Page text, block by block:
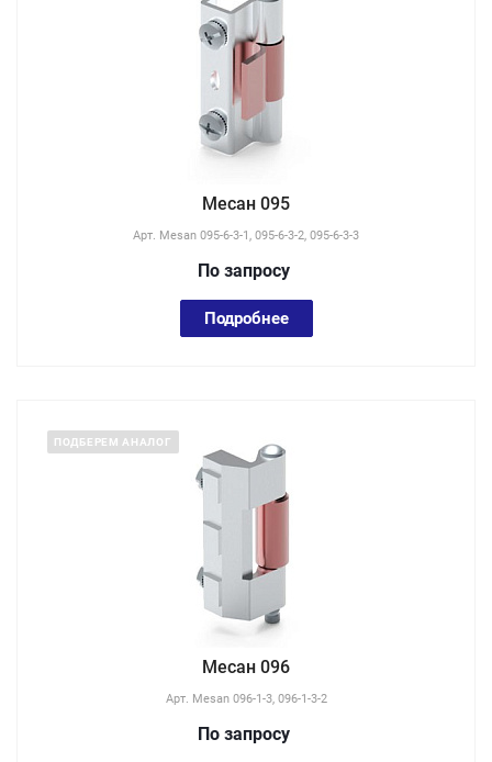
Месан 095
Арт. Mesan 095-6-3-1, 095-6-3-2, 095-6-3-3
По запросу
Подробнее
ПОДБЕРЕМ АНАЛОГ
Месан 096
Арт. Mesan 096-1-3, 096-1-3-2
По запросу